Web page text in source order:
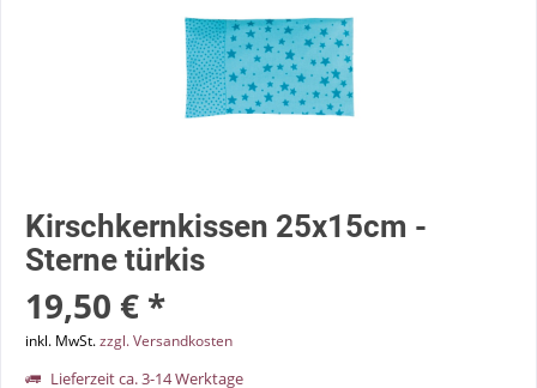
Kirschkernkissen 25x15cm -
Sterne türkis
19,50 € *
inkl. MwSt.zzgl. Versandkosten
Lieferzeit ca. 3-14 Werktage